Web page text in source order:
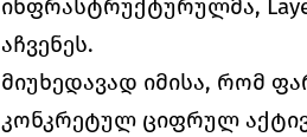
ინფრასტრუქტურულმა,
აჩვენეს.
მიუხედავად იმისა, რომ
კონკრეტულ ციფრულ